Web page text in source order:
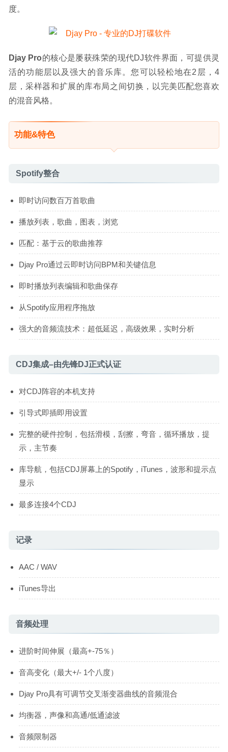
度。
Djay Pro的核心是屡获殊荣的现代DJ软件界面，可提供灵
活的功能层以及强大的音乐库。您可以轻松地在2层，4
层，采样器和扩展的库布局之间切换，以完美匹配您喜欢
的混音风格。
功能&特色
Spotify整合
即时访问数百万首歌曲
播放列表，歌曲，图表，浏览
匹配：基于云的歌曲推荐
Djay Pro通过云即时访问BPM和关键信息
即时播放列表编辑和歌曲保存
从Spotify应用程序拖放
强大的音频流技术：超低延迟，高级效果，实时分析
CDJ集成–由先锋DJ正式认证
对CDJ阵容的本机支持
引导式即插即用设置
完整的硬件控制，包括滑模，刮擦，弯音，循环播放，提
示，主节奏
库导航，包括CDJ屏幕上的Spotify，iTunes，波形和提示点
显示
最多连接4个CDJ
记录
AAC / WAV
iTunes导出
音频处理
进阶时间伸展（最高+-75％）
音高变化（最大+/- 1个八度）
Djay Pro具有可调节交叉渐变器曲线的音频混合
均衡器，声像和高通/低通滤波
音频限制器